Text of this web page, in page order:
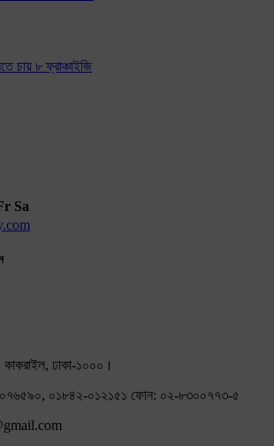
Sa
ঢাকা-১০০০।
০১৮৪২-০১২১৫১ ফোন: ০২-৮৩০০৭৭৩-৫